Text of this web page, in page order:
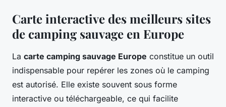
Carte interactive des meilleurs sites
de camping sauvage en Europe
La carte camping sauvage Europe constitue un outil
indispensable pour repérer les zones où le camping
est autorisé. Elle existe souvent sous forme
interactive ou téléchargeable, ce qui facilite